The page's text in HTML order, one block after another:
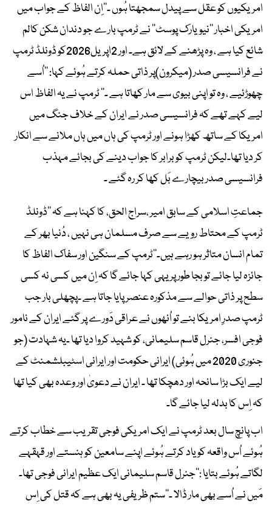
امریکیوں کو عقل سے پیدل سمجھتا ہُوں ۔‘‘اِن الفاظ کے جواب میں
امریکی اخبار ’’نیویارک پوسٹ‘‘ نے ٹرمپ بارے جو دندان شکن کالم
شائع کیا ہے ، وہ پڑھنے کے لائق ہے۔ اور 2اپریل2026کو ڈونلڈ ٹرمپ
نے فرانسیسی صدر (میکرون)پر ذاتی حملہ کرتے ہُوئے کہا: ’’اُسے
چھوڑئیے ، وہ تو اپنی بیوی سے مار کھاتا ہے ۔‘‘ ٹرمپ نے یہ الفاظ اس
لیے کہے تھے کہ فرانسیسی صدر نے ایران کے خلاف جنگ میں
امریکا کے ساتھ کھڑا ہونے اور ٹرمپ کی ہاں میں ہاں ملانے سے انکار
کر دیا تھا۔لیکن ٹرمپ کو برابر کا جواب دینے کی بجائے مہذب
فرانسیسی صدر بیچارے بَل کھا کر رہ گئے ۔
جماعتِ اسلامی کے سابق امیر ،سراج الحق، کا کہنا ہے کہ ’’ڈونلڈ
ٹرمپ کے محتاط رویے سے صرف مسلمان ہی نہیں ، دُنیا بھر کے
تمام انسان متاثر ہو رہے ہیں۔‘‘ٹرمپ کے سنگین اور سفاک الفاظ کا
جائزہ لیا جائے تو بجا طور پر یہی کہا جائے گا کہ اِن میں کسی نہ کسی
سطح پر ذاتی حوالے سے مذکورہ عنصر پایا جاتا ہے ۔پچھلی بار جب
ٹرمپ صدرِ امریکا بنے تو اُنھوں نے عراقی دَورے پر گئے ایران کے نامور
فوجی افسر، جنرل قاسم سلیمانی، کو شہید کروا دیا تھا ۔یہ شہادت (جو
جنوری 2020 میں ہُوئی) ایرانی حکومت اور ایرانی اسٹیبلشمنٹ کے
لیے ایک بڑا سانحہ اور دھچکا تھا ۔ ایران نے دعویٰ اور وعدہ بھی کیا تھا
کہ اِس کا بدلہ لیا جائے گا۔
اب پانچ سال بعد ٹرمپ نے ایک امریکی فوجی تقریب سے خطاب کرتے
ہُوئے اُس واقعہ کو یاد کرتے ہُوئے اپنے سامعین کو ہنستے اور قہقہے
لگاتے ہُوئے بتایا :’’جنرل قاسم سلیمانی ایک عظیم ایرانی فوجی تھا۔
مَیں نے اُسے بھی مار ڈالا ۔‘‘ستم ظریفی یہ بھی ہے کہ قتل کی اِس